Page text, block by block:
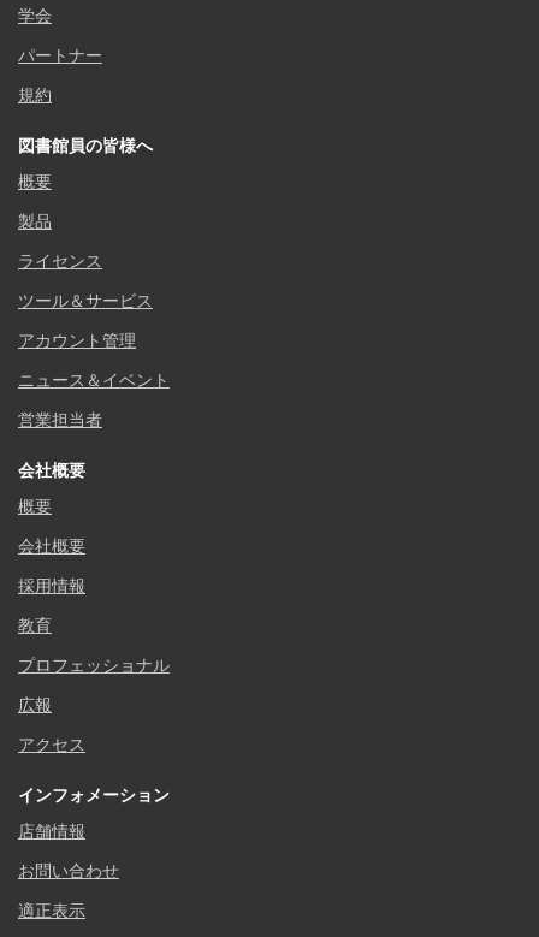
学会
パートナー
規約
図書館員の皆様へ
概要
製品
ライセンス
ツール＆サービス
アカウント管理
ニュース＆イベント
営業担当者
会社概要
概要
会社概要
採用情報
教育
プロフェッショナル
広報
アクセス
インフォメーション
店舗情報
お問い合わせ
適正表示